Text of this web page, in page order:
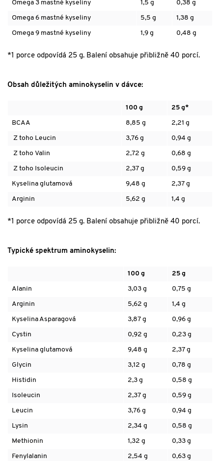
Omega 3 mastné kyseliny 1,5 g 0,38 g
Omega 6 mastné kyseliny 5,5 g 1,38 g
Omega 9 mastné kyseliny 1,9 g 0,48 g
*1 porce odpovídá 25 g. Balení obsahuje přibližně 40 porcí.
Obsah důležitých aminokyselin v dávce:
100 g 25 g*
BCAA 8,85 g 2,21 g
Z toho Leucin 3,76 g 0,94 g
Z toho Valin 2,72 g 0,68 g
Z toho Isoleucin 2,37 g 0,59 g
Kyselina glutamová 9,48 g 2,37 g
Arginin 5,62 g 1,4 g
*1 porce odpovídá 25 g. Balení obsahuje přibližně 40 porcí.
Typické spektrum aminokyselin:
100 g 25 g
Alanin 3,03 g 0,75 g
Arginin 5,62 g 1,4 g
Kyselina Asparagová 3,87 g 0,96 g
Cystin 0,92 g 0,23 g
Kyselina glutamová 9,48 g 2,37 g
Glycin 3,12 g 0,78 g
Histidin 2,3 g 0,58 g
Isoleucin 2,37 g 0,59 g
Leucin 3,76 g 0,94 g
Lysin 2,34 g 0,58 g
Methionin 1,32 g 0,33 g
Fenylalanin 2,54 g 0,63 g